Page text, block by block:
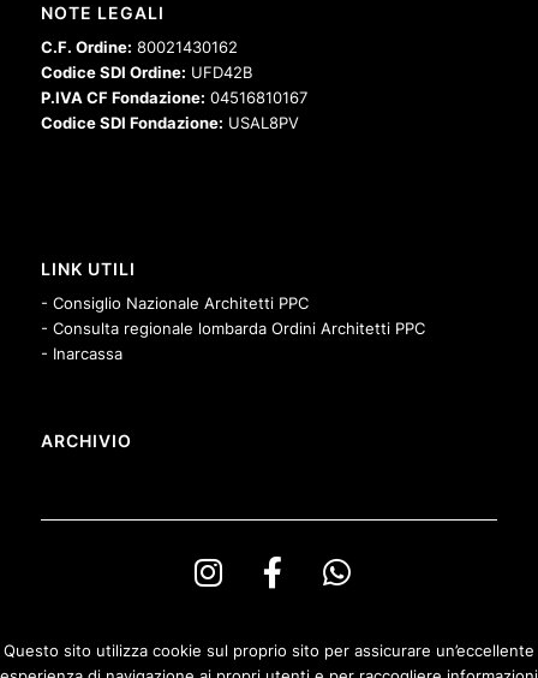
NOTE LEGALI
C.F. Ordine: 80021430162
Codice SDI Ordine: UFD42B
P.IVA CF Fondazione: 04516810167
Codice SDI Fondazione: USAL8PV
LINK UTILI
- Consiglio Nazionale Architetti PPC
- Consulta regionale lombarda Ordini Architetti PPC
- Inarcassa
ARCHIVIO
Questo sito utilizza cookie sul proprio sito per assicurare un’eccellente